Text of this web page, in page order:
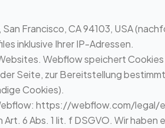
Francisco, CA 94103, USA
inklusive Ihrer IP-Adressen.
Webflow speichert
Seite, zur Bereitstellung
Cookies).
https://webflow.com/legal/
6 Abs. 1 lit. f DSGVO. Wir